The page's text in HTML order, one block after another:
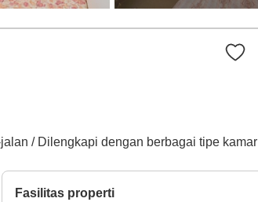
/ Dilengkapi dengan berbagai tipe kamar
Fasilitas properti